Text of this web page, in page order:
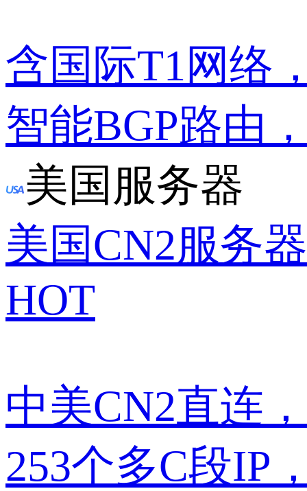
含国际T1网络
智能BGP路由
美国服务器
美国CN2服务器
HOT
中美CN2直连
253个多C段IP